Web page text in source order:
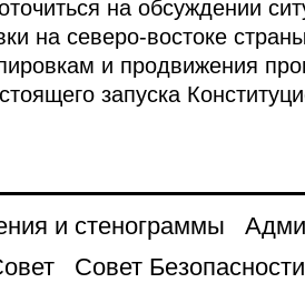
на обсуждении
на северо-востоке
и продвижения
запуска
и стенограммы
Совет Безопасности